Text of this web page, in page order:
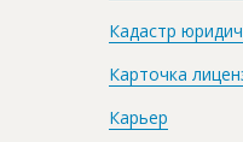
Кадастр
Карточка
Карьер